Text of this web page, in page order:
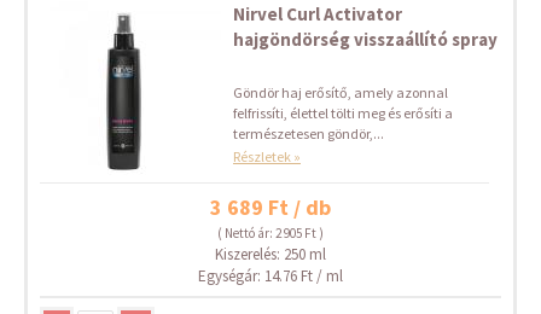
Nirvel Curl Activator
hajgöndörség visszaállító spray
Göndör haj erősítő, amely azonnal
felfrissíti, élettel tölti meg és erősíti a
természetesen göndör,...
Részletek »
3 689 Ft / db
( Nettó ár: 2 905 Ft )
Kiszerelés: 250 ml
Egységár: 14.76 Ft / ml